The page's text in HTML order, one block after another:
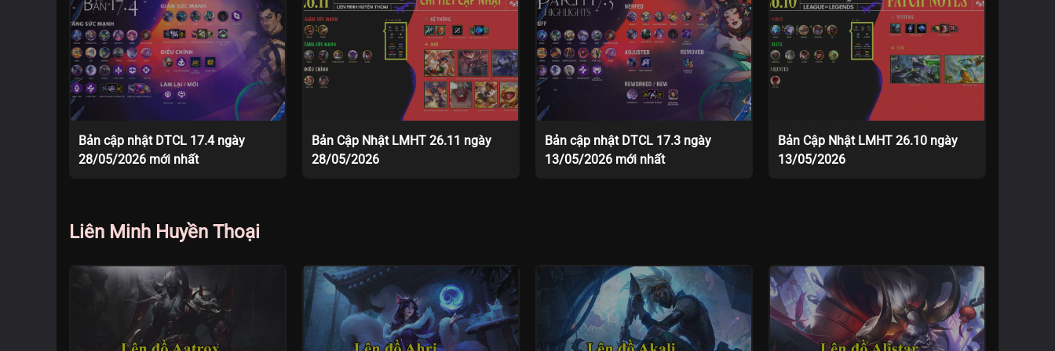
Bản cập nhật DTCL 17.4 ngày
28/05/2026 mới nhất
Bản Cập Nhật LMHT 26.11 ngày
28/05/2026
Bản cập nhật DTCL 17.3 ngày
13/05/2026 mới nhất
Bản Cập Nhật LMHT 26.10 ngày
13/05/2026
Liên Minh Huyền Thoại